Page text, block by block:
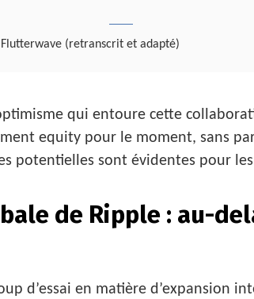
(retranscrit et adapté)
qui entoure cette
equity pour le moment, sans
potentielles sont évidentes pour
de Ripple : au-
d’essai en matière d’expansion